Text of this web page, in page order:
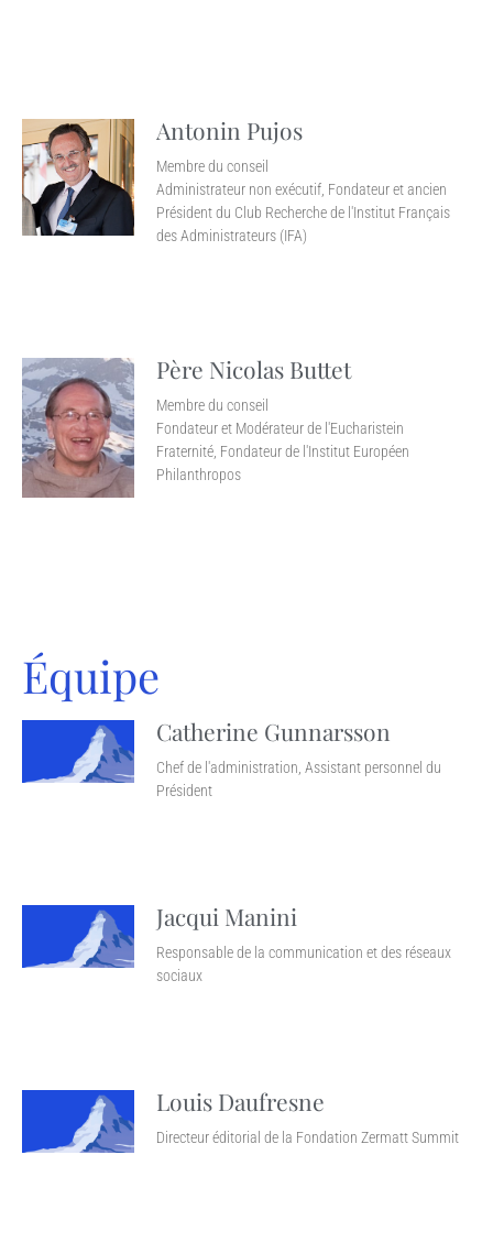
Antonin Pujos
Membre du conseil
Administrateur non exécutif, Fondateur et ancien
Président du Club Recherche de l'Institut Français
des Administrateurs (IFA)
Père Nicolas Buttet
Membre du conseil
Fondateur et Modérateur de l'Eucharistein
Fraternité, Fondateur de l'Institut Européen
Philanthropos
Équipe
Catherine Gunnarsson
Chef de l'administration, Assistant personnel du
Président
Jacqui Manini
Responsable de la communication et des réseaux
sociaux
Louis Daufresne
Directeur éditorial de la Fondation Zermatt Summit